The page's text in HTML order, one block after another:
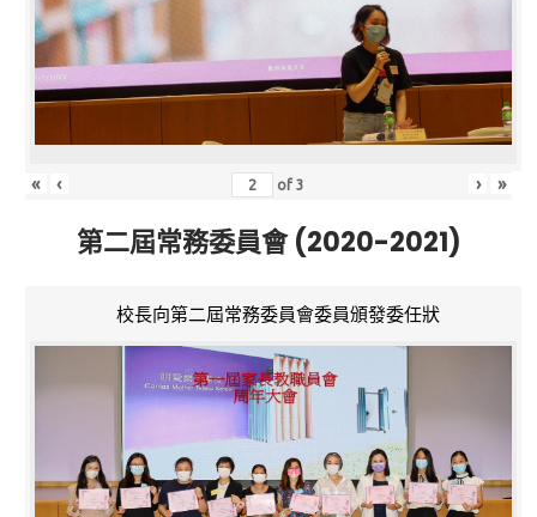
« ‹ of3 › »
第二屆常務委員會 (2020-2021)
校長向第二屆常務委員會委員頒發委任狀